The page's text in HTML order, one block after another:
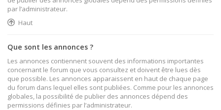
par l’administrateur.
Haut
Que sont les annonces ?
Les annonces contiennent souvent des informations importantes
concernant le forum que vous consultez et doivent être lues dès
que possible. Les annonces apparaissent en haut de chaque page
du forum dans lequel elles sont publiées. Comme pour les annonces
globales, la possibilité de publier des annonces dépend des
permissions définies par l’administrateur.